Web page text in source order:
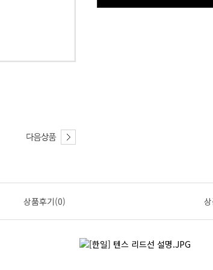
상품후기(0)